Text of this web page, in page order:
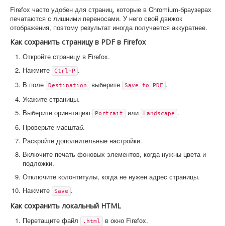
Firefox часто удобен для страниц, которые в Chromium-браузерах
печатаются с лишними переносами. У него свой движок
отображения, поэтому результат иногда получается аккуратнее.
Как сохранить страницу в PDF в Firefox
Откройте страницу в Firefox.
Нажмите
Ctrl+P .
В поле
Destination выберите Save to PDF .
Укажите страницы.
Выберите ориентацию
Portrait или Landscape .
Проверьте масштаб.
Раскройте дополнительные настройки.
Включите печать фоновых элементов, когда нужны цвета и
подложки.
Отключите колонтитулы, когда не нужен адрес страницы.
Нажмите
Save .
Как сохранить локальный HTML
Перетащите файл
.html
в окно Firefox.